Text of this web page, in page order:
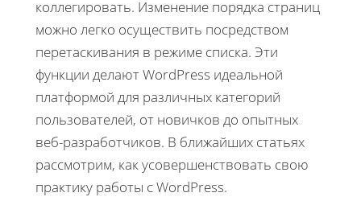
коллегировать. Изменение порядка страниц
можно легко осуществить посредством
перетаскивания в режиме списка. Эти
функции делают WordPress идеальной
платформой для различных категорий
пользователей, от новичков до опытных
веб-разработчиков. В ближайших статьях
рассмотрим, как усовершенствовать свою
практику работы с WordPress.